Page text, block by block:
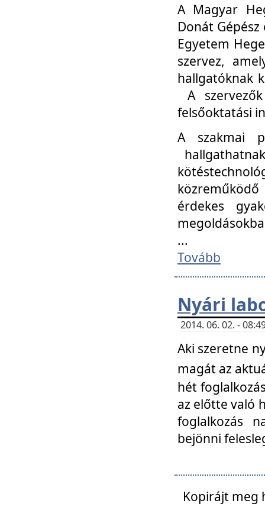
A Magyar
Donát
Egyetem
szervez,
hallgatóknak
A
felsőoktatási
A szakmai
érdekes
...
Tovább
Nyári
2014. 06. 02. -
Aki szeretne
magát az
hét
az előtte való
foglalkozás
bejönni
Kopirájt meg